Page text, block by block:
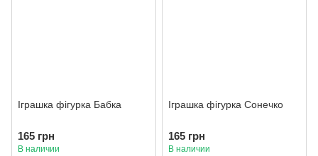
Іграшка фігурка Бабка
165 грн
В наличии
Іграшка фігурка Сонечко
165 грн
В наличии